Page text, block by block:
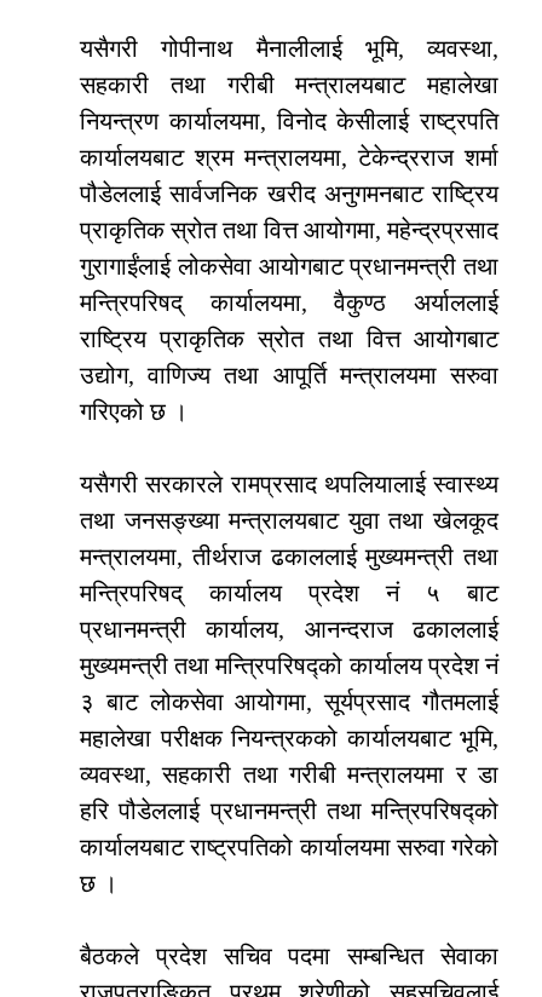
यसैगरी गोपीनाथ मैनालीलाई भूमि, व्यवस्था,
सहकारी तथा गरीबी मन्त्रालयबाट महालेखा
नियन्त्रण कार्यालयमा, विनोद केसीलाई राष्ट्रपति
कार्यालयबाट श्रम मन्त्रालयमा, टेकेन्द्रराज शर्मा
पौडेललाई सार्वजनिक खरीद अनुगमनबाट राष्ट्रिय
प्राकृतिक स्रोत तथा वित्त आयोगमा, महेन्द्रप्रसाद
गुरागाईंलाई लोकसेवा आयोगबाट प्रधानमन्त्री तथा
मन्त्रिपरिषद् कार्यालयमा, वैकुण्ठ अर्याललाई
राष्ट्रिय प्राकृतिक स्रोत तथा वित्त आयोगबाट
उद्योग, वाणिज्य तथा आपूर्ति मन्त्रालयमा सरुवा
गरिएको छ ।
यसैगरी सरकारले रामप्रसाद थपलियालाई स्वास्थ्य
तथा जनसङ्ख्या मन्त्रालयबाट युवा तथा खेलकूद
मन्त्रालयमा, तीर्थराज ढकाललाई मुख्यमन्त्री तथा
मन्त्रिपरिषद् कार्यालय प्रदेश नं ५ बाट
प्रधानमन्त्री कार्यालय, आनन्दराज ढकाललाई
मुख्यमन्त्री तथा मन्त्रिपरिषद्को कार्यालय प्रदेश नं
३ बाट लोकसेवा आयोगमा, सूर्यप्रसाद गौतमलाई
महालेखा परीक्षक नियन्त्रकको कार्यालयबाट भूमि,
व्यवस्था, सहकारी तथा गरीबी मन्त्रालयमा र डा
हरि पौडेललाई प्रधानमन्त्री तथा मन्त्रिपरिषद्को
कार्यालयबाट राष्ट्रपतिको कार्यालयमा सरुवा गरेको
छ ।
बैठकले प्रदेश सचिव पदमा सम्बन्धित सेवाका